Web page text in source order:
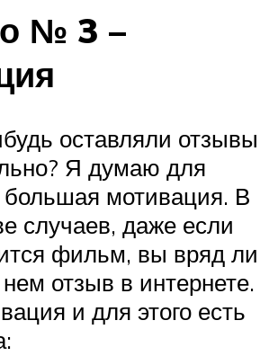
№ 3 –
оставляли отзывы
Я думаю для
большая мотивация. В
случаев, даже если
фильм, вы вряд ли
отзыв в интернете.
и для этого есть